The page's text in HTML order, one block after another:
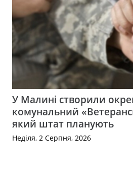
У Малині створили
комунальний
який штат планують
Неділя, 2 Серпня, 2026